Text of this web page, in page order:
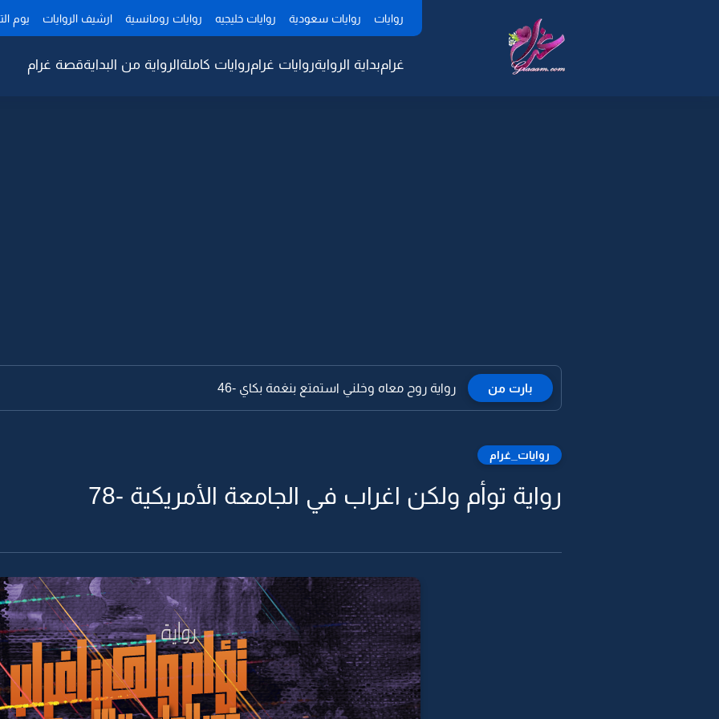
روايات روايات سعودية روايات خليجيه روايات رومانسية ارشيف الروايات يوم
غرامبداية الروايةروايات غرامروايات كاملةالرواية من البدايةقصة غرام
بارت من رواية روح معاه وخلني استمتع بنغمة بكاي -46
روايات_غرام
رواية توأم ولكن اغراب في الجامعة الأمريكية -78